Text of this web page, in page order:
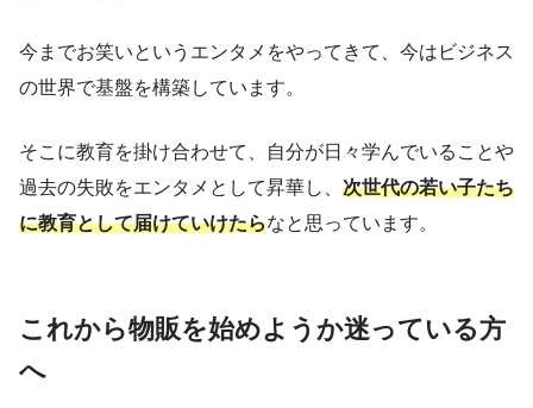
今までお笑いというエンタメをやってきて、今はビジネス
の世界で基盤を構築しています。
そこに教育を掛け合わせて、自分が日々学んでいることや
過去の失敗をエンタメとして昇華し、 次世代の若い子たち
に教育として届けていけたらなと思っています。
これから物販を始めようか迷っている方
へ